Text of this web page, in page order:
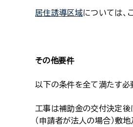
居住誘導区域については、
その他要件
以下の条件を全て満たす必
工事は補助金の交付決定後
（申請者が法人の場合）敷